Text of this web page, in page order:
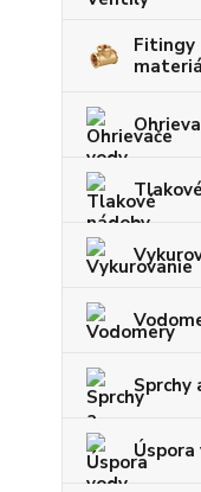
Fitingy
Sprchy